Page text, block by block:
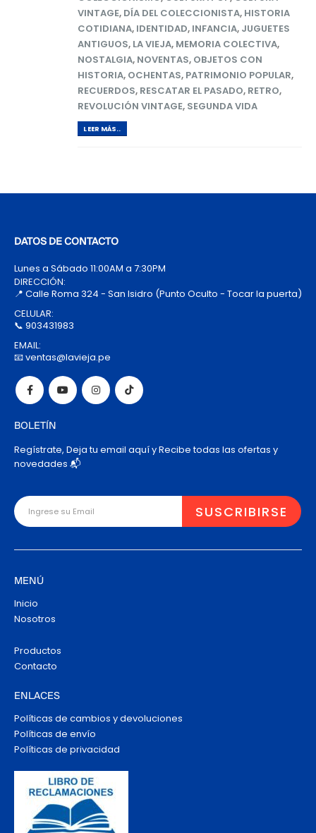
VINTAGE, DÍA DEL COLECCIONISTA, HISTORIA
COTIDIANA, IDENTIDAD, INFANCIA, JUGUETES
ANTIGUOS, LA VIEJA, MEMORIA COLECTIVA,
NOSTALGIA, NOVENTAS, OBJETOS CON
HISTORIA, OCHENTAS, PATRIMONIO POPULAR,
RECUERDOS, RESCATAR EL PASADO, RETRO,
REVOLUCIÓN VINTAGE, SEGUNDA VIDA
LEER MÁS..
DATOS DE CONTACTO
Lunes a Sábado 11:00AM a 7:30PM
DIRECCIÓN:
📍 Calle Roma 324 - San Isidro (Punto Oculto - Tocar la puerta)
CELULAR:
📞 903431983
EMAIL:
📧 ventas@lavieja.pe
BOLETÍN
Regístrate, Deja tu email aquí y Recibe todas las ofertas y
novedades 📬
MENÚ
Inicio
Nosotros
Productos
Contacto
ENLACES
Políticas de cambios y devoluciones
Políticas de envío
Políticas de privacidad